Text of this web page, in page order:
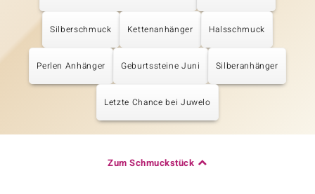
Silberschmuck Kettenanhänger Halsschmuck
Perlen Anhänger Geburtssteine Juni Silberanhänger
Letzte Chance bei Juwelo
Zum Schmuckstück